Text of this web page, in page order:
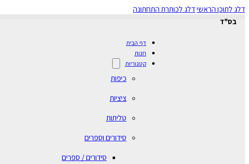
דלג לתוכן הראשידלג לכותרת התחתונה
בס"ד
דף הבית
חנות
קטגוריות
כיפות
ציציות
טליתות
סידורים וספרים
סידורים / ספרים